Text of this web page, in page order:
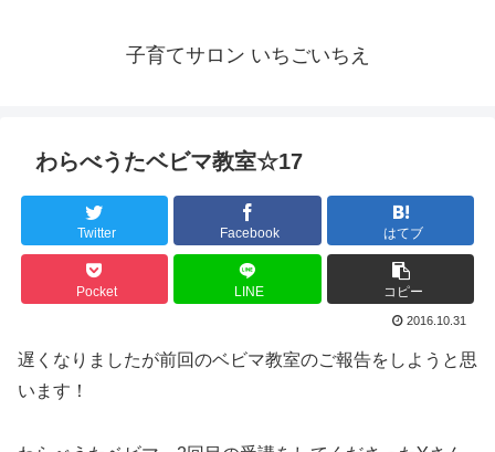
子育てサロン いちごいちえ
わらべうたベビマ教室☆17
Twitter Facebook はてブ
Pocket LINE コピー
2016.10.31
遅くなりましたが前回のベビマ教室のご報告をしようと思
います！